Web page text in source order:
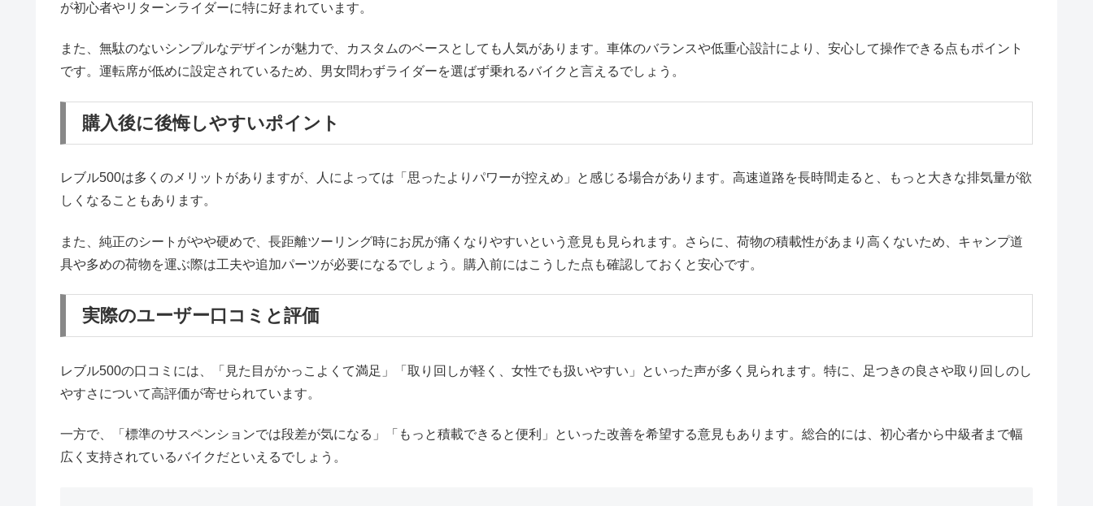
が初心者やリターンライダーに特に好まれています。
また、無駄のないシンプルなデザインが魅力で、カスタムのベースとしても人気があります。車体のバランスや低重心設計により、安心して操作できる点もポイント
です。運転席が低めに設定されているため、男女問わずライダーを選ばず乗れるバイクと言えるでしょう。
購入後に後悔しやすいポイント
レブル500は多くのメリットがありますが、人によっては「思ったよりパワーが控えめ」と感じる場合があります。高速道路を長時間走ると、もっと大きな排気量が欲
しくなることもあります。
また、純正のシートがやや硬めで、長距離ツーリング時にお尻が痛くなりやすいという意見も見られます。さらに、荷物の積載性があまり高くないため、キャンプ道
具や多めの荷物を運ぶ際は工夫や追加パーツが必要になるでしょう。購入前にはこうした点も確認しておくと安心です。
実際のユーザー口コミと評価
レブル500の口コミには、「見た目がかっこよくて満足」「取り回しが軽く、女性でも扱いやすい」といった声が多く見られます。特に、足つきの良さや取り回しのし
やすさについて高評価が寄せられています。
一方で、「標準のサスペンションでは段差が気になる」「もっと積載できると便利」といった改善を希望する意見もあります。総合的には、初心者から中級者まで幅
広く支持されているバイクだといえるでしょう。